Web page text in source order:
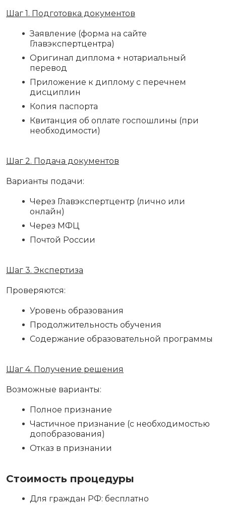
Шаг 1. Подготовка документов
Заявление (форма на сайте
Главэкспертцентра)
Оригинал диплома + нотариальный
перевод
Приложение к диплому с перечнем
дисциплин
Копия паспорта
Квитанция об оплате госпошлины (при
необходимости)
Шаг 2. Подача документов
Варианты подачи:
Через Главэкспертцентр (лично или
онлайн)
Через МФЦ
Почтой России
Шаг 3. Экспертиза
Проверяются:
Уровень образования
Продолжительность обучения
Содержание образовательной программы
Шаг 4. Получение решения
Возможные варианты:
Полное признание
Частичное признание (с необходимостью
допобразования)
Отказ в признании
Стоимость процедуры
Для граждан РФ: бесплатно